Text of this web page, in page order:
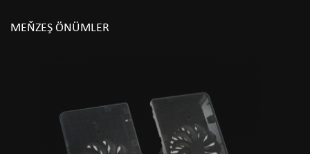
MEŇZEŞ ÖNÜMLER